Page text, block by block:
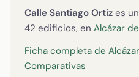
Calle Santiago Ortiz es
42 edificios, en Alcázar
Ficha completa de
Comparativas